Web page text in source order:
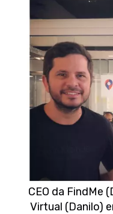
CEO da FindMe
Virtual (Danilo)